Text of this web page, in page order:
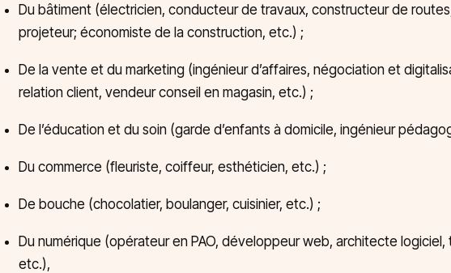
Du bâtiment (électricien, conducteur de travaux, constructeur de
projeteur; économiste de la construction, etc.) ;
De la vente et du marketing (ingénieur d’affaires, négociation et
relation client, vendeur conseil en magasin, etc.) ;
De l’éducation et du soin (garde d’enfants à domicile, ingénieur
Du commerce (fleuriste, coiffeur, esthéticien, etc.) ;
De bouche (chocolatier, boulanger, cuisinier, etc.) ;
Du numérique (opérateur en PAO, développeur web, architecte logiciel,
etc.),